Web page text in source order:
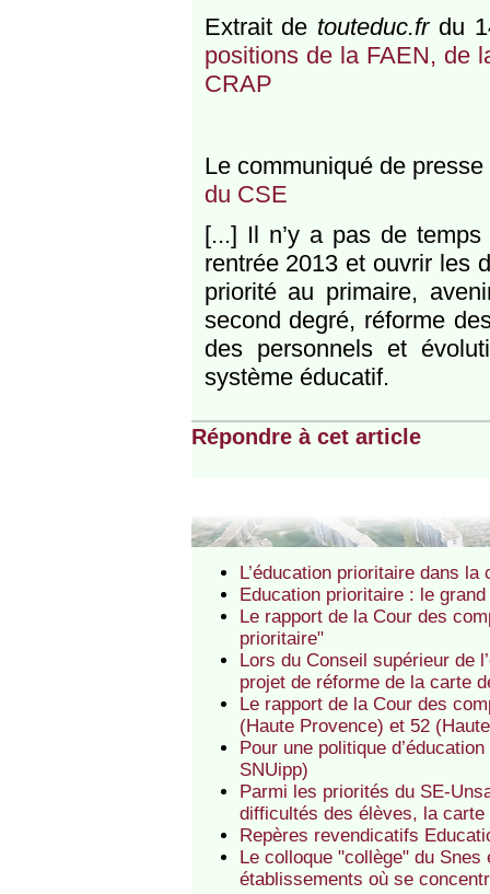
Extrait de touteduc.frdu
positions de la FAEN, de
CRAP
Le communiqué de
du CSE
[...] Il n’y a pas de
rentrée 2013 et ouvrir les
priorité au primaire,
second degré, réforme
des personnels et
système éducatif.
Répondre à cet article
L’éducation prioritaire dans
Education prioritaire : le
Le rapport de la Cour des
prioritaire"
Lors du Conseil supérieur de
projet de réforme de la carte
Le rapport de la Cour des
(Haute Provence) et 52
Pour une politique
SNUipp)
Parmi les priorités du SE-
difficultés des élèves, la carte
Repères revendicatifs
Le colloque "collège" du
établissements où se